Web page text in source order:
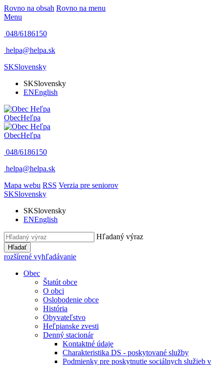
Rovno na obsah Rovno na menu
Menu
048/6186150
helpa@helpa.sk
SKSlovensky
SKSlovensky
ENEnglish
ObecHeľpa
ObecHeľpa
048/6186150
helpa@helpa.sk
Mapa webu RSS Verzia pre seniorov
SKSlovensky
SKSlovensky
ENEnglish
Hľadaný výraz
Hľadať
rozšírené vyhľadávanie
Obec
Štatút obce
O obci
Oslobodenie obce
História
Obyvateľstvo
Heľpianske zvesti
Denný stacionár
Kontaktné údaje
Charakteristika DS - poskytované služby
Podmienky pre poskytnutie sociálnych služieb v